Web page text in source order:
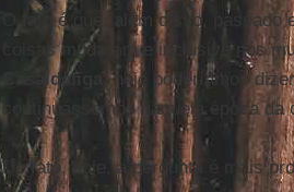
O fato é que, além disso,
coisas mudaram e inclusive nós
Casaldáliga
, hoje poderíamos
continuássemos naquela época da
De fato, hoje, a pergunta é mais